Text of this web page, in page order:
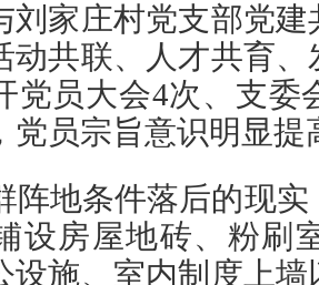
刘家庄村党支部党
动共联、人才共育
党员大会4次、支委
党员宗旨意识明显提
阵地条件落后的现
设房屋地砖、粉刷
设施、室内制度上